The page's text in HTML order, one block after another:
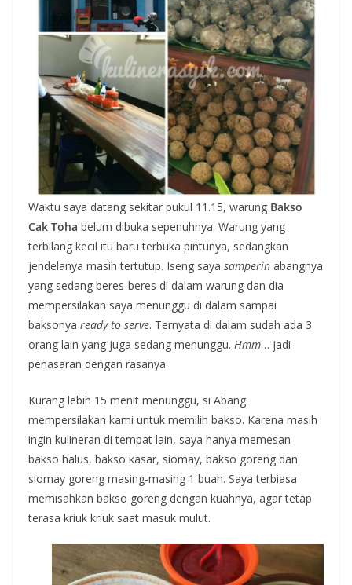
Waktu saya datang sekitar pukul 11.15, warung Bakso
Cak Toha belum dibuka sepenuhnya. Warung yang
terbilang kecil itu baru terbuka pintunya, sedangkan
jendelanya masih tertutup. Iseng saya samperin abangnya
yang sedang beres-beres di dalam warung dan dia
mempersilakan saya menunggu di dalam sampai
baksonya ready to serve. Ternyata di dalam sudah ada 3
orang lain yang juga sedang menunggu. Hmm… jadi
penasaran dengan rasanya.
Kurang lebih 15 menit menunggu, si Abang
mempersilakan kami untuk memilih bakso. Karena masih
ingin kulineran di tempat lain, saya hanya memesan
bakso halus, bakso kasar, siomay, bakso goreng dan
siomay goreng masing-masing 1 buah. Saya terbiasa
memisahkan bakso goreng dengan kuahnya, agar tetap
terasa kriuk kriuk saat masuk mulut.